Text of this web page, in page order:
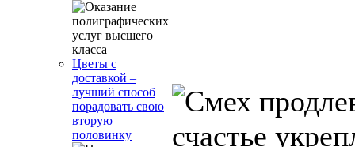
Цветы с
доставкой –
лучший способ
порадовать свою
вторую
половинку